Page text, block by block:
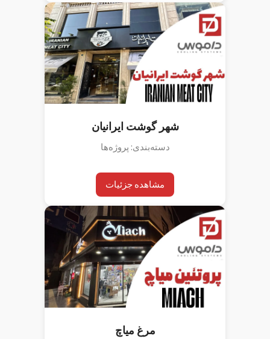
شهر گوشت ایرانیان
دسته‌بندی: پروژه‌ها
مشاهده جزئیات
مرغ میاچ